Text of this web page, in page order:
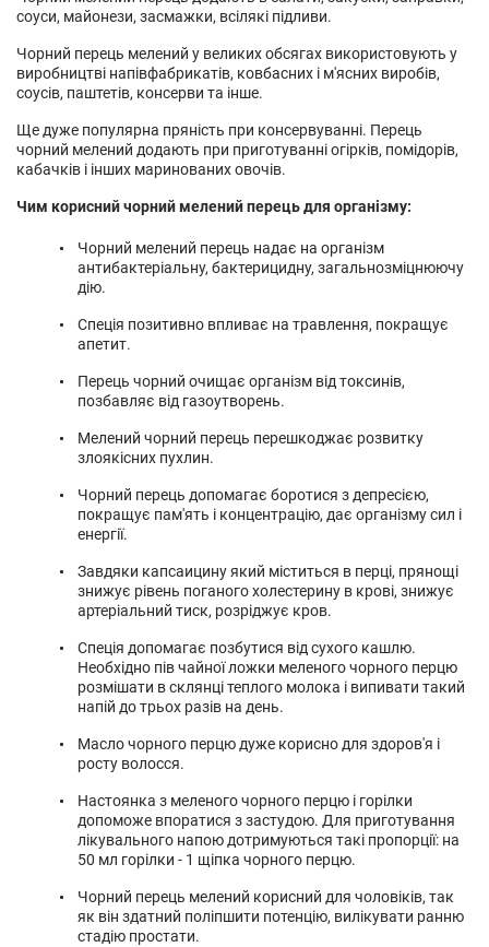
соуси, майонези, засмажки, всілякі підливи.
Чорний перець мелений у великих обсягах використовують у
виробництві напівфабрикатів, ковбасних і м'ясних виробів,
соусів, паштетів, консерви та інше.
Ще дуже популярна пряність при консервуванні. Перець
чорний мелений додають при приготуванні огірків, помідорів,
кабачків і інших маринованих овочів.
Чим корисний чорний мелений перець для організму:
Чорний мелений перець надає на організм
антибактеріальну, бактерицидну, загальнозміцнюючу
дію.
Спеція позитивно впливає на травлення, покращує
апетит.
Перець чорний очищає організм від токсинів,
позбавляє від газоутворень.
Мелений чорний перець перешкоджає розвитку
злоякісних пухлин.
Чорний перець допомагає боротися з депресією,
покращує пам'ять і концентрацію, дає організму сил і
енергії.
Завдяки капсаицину який міститься в перці, прянощі
знижує рівень поганого холестерину в крові, знижує
артеріальний тиск, розріджує кров.
Спеція допомагає позбутися від сухого кашлю.
Необхідно пів чайної ложки меленого чорного перцю
розмішати в склянці теплого молока і випивати такий
напій до трьох разів на день.
Масло чорного перцю дуже корисно для здоров'я і
росту волосся.
Настоянка з меленого чорного перцю і горілки
допоможе впоратися з застудою. Для приготування
лікувального напою дотримуються такі пропорції: на
50 мл горілки - 1 щіпка чорного перцю.
Чорний перець мелений корисний для чоловіків, так
як він здатний поліпшити потенцію, вилікувати ранню
стадію простати.